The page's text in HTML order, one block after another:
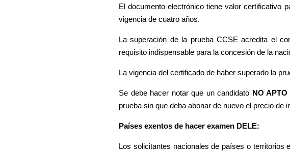
El documento electrónico tiene valor certificativo
vigencia de cuatro años.
La superación de la prueba CCSE acredita el
requisito indispensable para la concesión de la
La vigencia del certificado de haber superado la
Se debe hacer notar que un candidato NO
prueba sin que deba abonar de nuevo el precio
Países exentos de hacer examen DELE:
Los solicitantes nacionales de países o territorios